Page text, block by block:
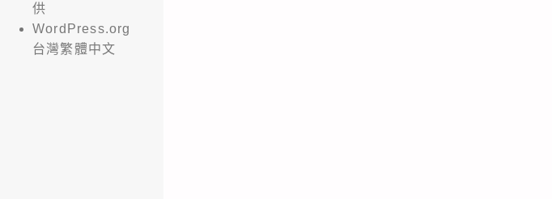
供
WordPress.org
台灣繁體中文